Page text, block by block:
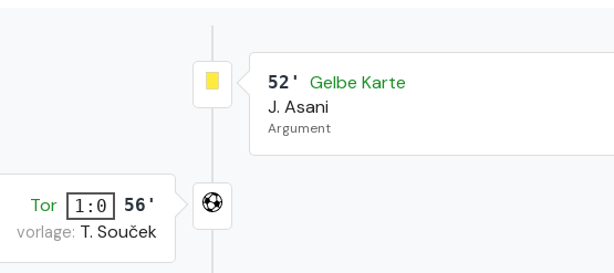
52'
Gelbe Karte
J. Asani
Argument
Tor 1:0 56'
vorlage: T. Souček